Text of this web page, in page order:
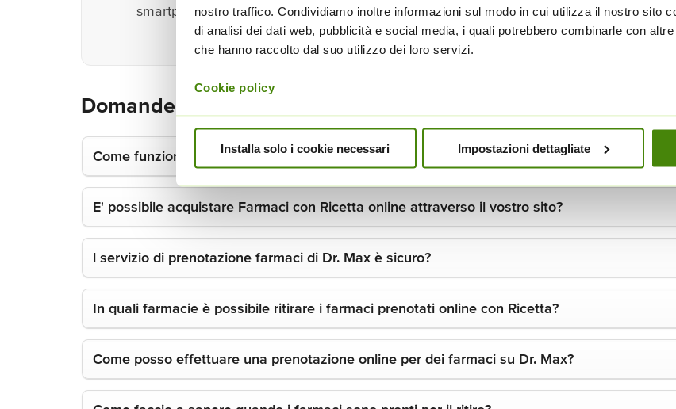
nostro traffico. Condividiamo inoltre informazioni sul modo in cui utilizza il nostro sito
di analisi dei dati web, pubblicità e social media, i quali potrebbero combinarle con
che hanno raccolto dal suo utilizzo dei loro servizi.
Cookie policy
Installa solo i cookie necessari Impostazioni dettagliate
smartphone o pc.
confermata, la farmaciati
contatterà tramite e-mail .
farmacia,evitando
inutili.
Domande sul servizio di prenotazione farmaci online e ritiro
Come funziona il servizio di prenotazione farmaci con ricetta di Dr. Max?
E' possibile acquistare Farmaci con Ricetta online attraverso il vostro sito?
l servizio di prenotazione farmaci di Dr. Max è sicuro?
In quali farmacie è possibile ritirare i farmaci prenotati online con Ricetta?
Come posso effettuare una prenotazione online per dei farmaci su Dr. Max?